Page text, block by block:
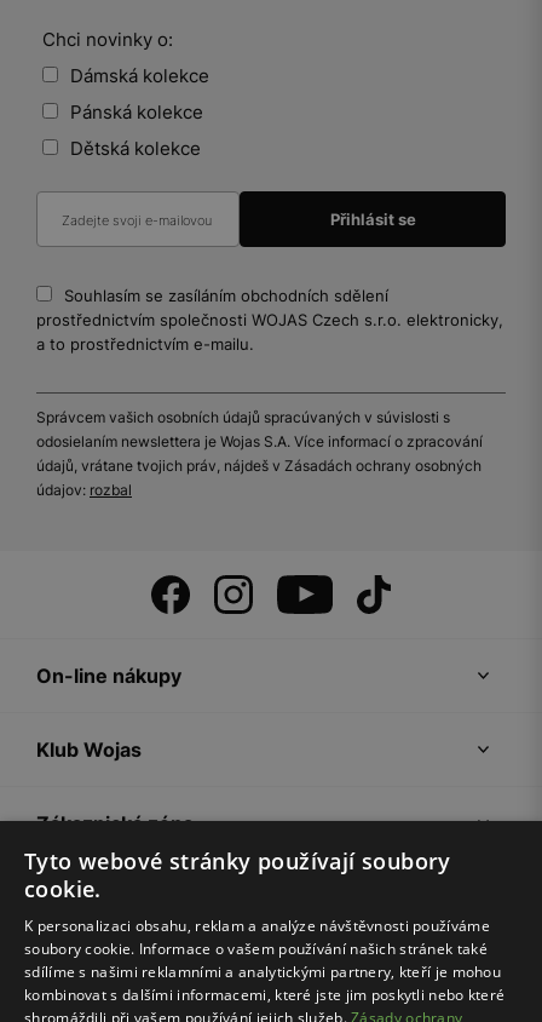
Chci novinky o:
Dámská kolekce
Pánská kolekce
Dětská kolekce
Souhlasím se zasíláním obchodních sdělení
prostřednictvím společnosti WOJAS Czech s.r.o. elektronicky,
a to prostřednictvím e-mailu.
Správcem vašich osobních údajů spracúvaných v súvislosti s
odosielaním newslettera je Wojas S.A. Více informací o zpracování
údajů, vrátane tvojich práv, nájdeš v Zásadách ochrany osobných
údajov: rozbal
On-line nákupy
Klub Wojas
Zákaznická zóna
Společnost Wojas
Rady
Tyto webové stránky používají soubory
cookie.
K personalizaci obsahu, reklam a analýze návštěvnosti používáme
soubory cookie. Informace o vašem používání našich stránek také
sdílíme s našimi reklamními a analytickými partnery, kteří je mohou
kombinovat s dalšími informacemi, které jste jim poskytli nebo které
shromáždili při vašem používání jejich služeb.Zásady ochrany